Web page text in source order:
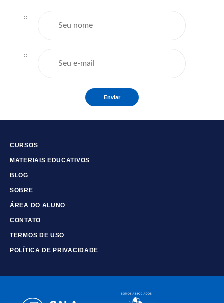
Enviar
CURSOS
MATERIAIS EDUCATIVOS
BLOG
SOBRE
ÁREA DO ALUNO
CONTATO
TERMOS DE USO
POLÍTICA DE PRIVACIDADE